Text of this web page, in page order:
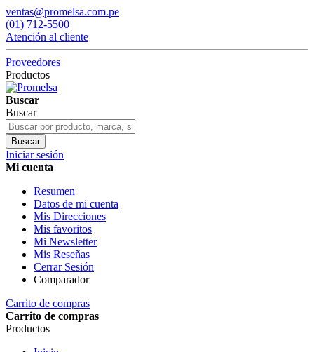
ventas@promelsa.com.pe
(01) 712-5500
Atención al cliente
Proveedores
Productos
Buscar
Buscar
Buscar
Iniciar sesión
Mi cuenta
Resumen
Datos de mi cuenta
Mis Direcciones
Mis favoritos
Mi Newsletter
Mis Reseñas
Cerrar Sesión
Comparador
Carrito de compras
Carrito de compras
Productos